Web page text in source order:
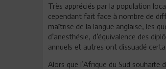
Très appréciés par la population
cependant fait face à nombre de
maîtrise de la langue anglaise, les
d’anesthésie, d’équivalence des
annuels et autres ont dissuadé
Alors que l’Afrique du Sud